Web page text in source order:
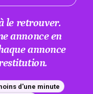
le retrouver.
annonce en
annonce
d'une minute